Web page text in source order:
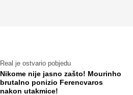
Real je ostvario pobjedu
Nikome nije jasno zašto! Mourinho
brutalno ponizio Ferencvaros
nakon utakmice!